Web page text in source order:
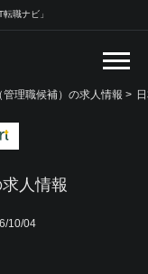
職ナビ」
管理職候補）の求人情報 >
人情報
10/04